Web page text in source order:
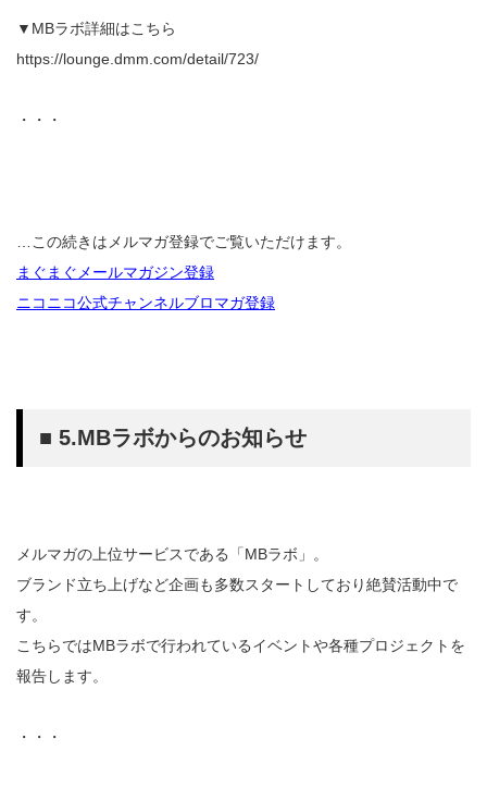
▼MBラボ詳細はこちら
https://lounge.dmm.com/detail/723/
・・・
…この続きはメルマガ登録でご覧いただけます。
まぐまぐメールマガジン登録
ニコニコ公式チャンネルブロマガ登録
■ 5.MBラボからのお知らせ
メルマガの上位サービスである「MBラボ」。
ブランド立ち上げなど企画も多数スタートしており絶賛活動中で
す。
こちらではMBラボで行われているイベントや各種プロジェクトを
報告します。
・・・